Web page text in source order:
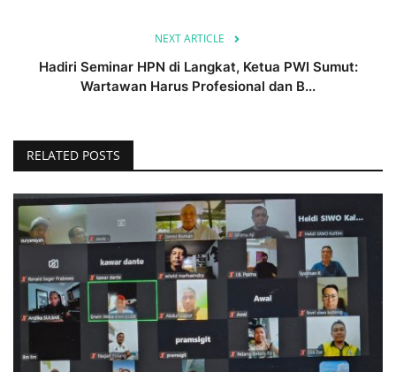
NEXT ARTICLE
Hadiri Seminar HPN di Langkat, Ketua PWI Sumut:
Wartawan Harus Profesional dan B...
RELATED POSTS